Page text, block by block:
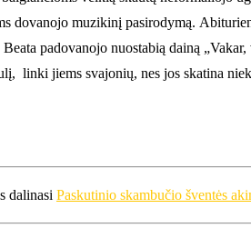
dovanojo muzikinį pasirodymą.
padovanojo nuostabią dainą
linki jiems svajonių, nes jos skatina
dalinasi Paskutinio skambučio šventės